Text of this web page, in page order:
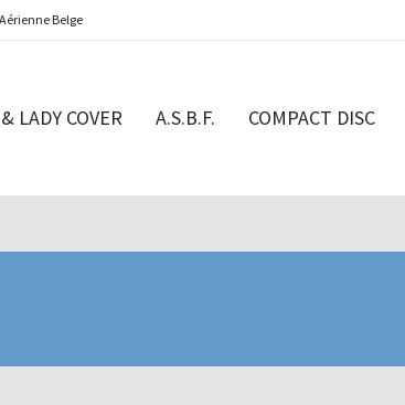
Belge
LADY COVER A.S.B.F. COMPACT DISC